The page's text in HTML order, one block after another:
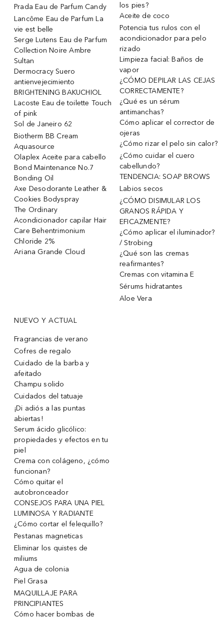
Prada Eau de Parfum Candy
Lancôme Eau de Parfum La
vie est belle
Serge Lutens Eau de Parfum
Collection Noire Ambre
Sultan
Dermocracy Suero
antienvejecimiento
BRIGHTENING BAKUCHIOL
Lacoste Eau de toilette Touch
of pink
Sol de Janeiro 62
Biotherm BB Cream
Aquasource
Olaplex Aceite para cabello
Bond Maintenance No.7
Bonding Oil
Axe Desodorante Leather &
Cookies Bodyspray
The Ordinary
Acondicionador capilar Hair
Care Behentrimonium
Chloride 2%
Ariana Grande Cloud
los pies?
Aceite de coco
Potencia tus rulos con el
acondicionador para pelo
rizado
Limpieza facial: Baños de
vapor
¿CÓMO DEPILAR LAS CEJAS
CORRECTAMENTE?
¿Qué es un sérum
antimanchas?
Cómo aplicar el corrector de
ojeras
¿Cómo rizar el pelo sin calor?
¿Cómo cuidar el cuero
cabellundo?
TENDENCIA: SOAP BROWS
Labios secos
¿CÓMO DISIMULAR LOS
GRANOS RÁPIDA Y
EFICAZMENTE?
¿Cómo aplicar el iluminador?
/ Strobing
¿Qué son las cremas
reafirmantes?
Cremas con vitamina E
Sérums hidratantes
Aloe Vera
NUEVO Y ACTUAL
Fragrancias de verano
Cofres de regalo
Cuidado de la barba y
afeitado
Champu solido
Cuidados del tatuaje
¡Di adiós a las puntas
abiertas!
Serum ácido glicólico:
propiedades y efectos en tu
piel
Crema con colágeno, ¿cómo
funcionan?
Cómo quitar el
autobronceador
CONSEJOS PARA UNA PIEL
LUMINOSA Y RADIANTE
¿Cómo cortar el felequillo?
Pestanas magneticas
Eliminar los quistes de
miliums
Agua de colonia
Piel Grasa
MAQUILLAJE PARA
PRINCIPIANTES
Cómo hacer bombas de